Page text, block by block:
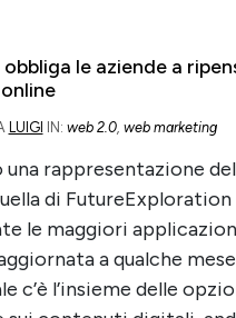
obbliga le aziende a
LUIGI IN: web 2.0, web marketing
una rappresentazione
di FutureExploration
le maggiori
a qualche mese
c’è l’insieme delle